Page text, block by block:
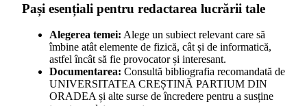
Pași esențiali pentru redactarea lucrării tale
Alegerea temei: Alege un subiect relevant care să
îmbine atât elemente de fizică, cât și de informatică,
astfel încât să fie provocator și interesant.
Documentarea: Consultă bibliografia recomandată de
UNIVERSITATEA CREȘTINĂ PARTIUM DIN
ORADEA și alte surse de încredere pentru a susține